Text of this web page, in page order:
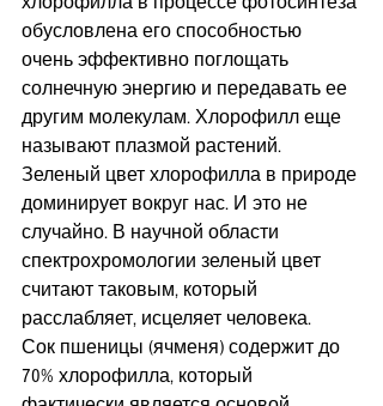
обусловлена его способностью
очень эффективно поглощать
солнечную энергию и передавать ее
другим молекулам. Хлорофилл еще
называют плазмой растений.
Зеленый цвет хлорофилла в природе
доминирует вокруг нас. И это не
случайно. В научной области
спектрохромологии зеленый цвет
считают таковым, который
расслабляет, исцеляет человека.
Сок пшеницы (ячменя) содержит до
70% хлорофилла, который